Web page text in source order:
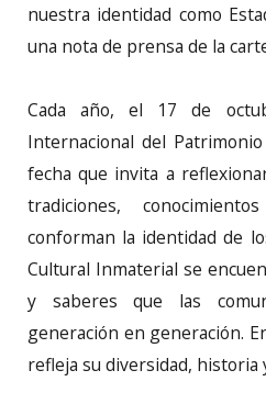
nuestra identidad como
una nota de prensa de la
Cada año, el 17 de
Internacional del
fecha que invita a
tradiciones,
conforman la identidad de
Cultural Inmaterial se
y saberes que las
generación en generación.
refleja su diversidad, historia